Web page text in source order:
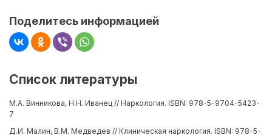
Поделитесь информацией
Список литературы
М.А. Винникова, Н.Н. Иванец // Наркология. ISBN: 978-5-9704-5423-
7
Д.И. Малин, В.М. Медведев // Клиническая наркология. ISBN: 978-5-